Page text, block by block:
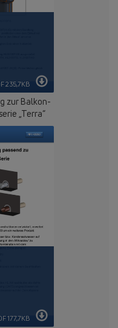
235,7KB
zur Balkon-
„Terra“
177,7KB